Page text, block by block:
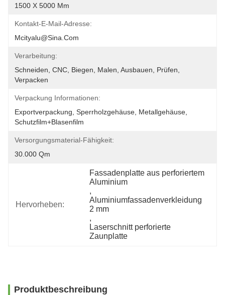
1500 X 5000 Mm
Kontakt-E-Mail-Adresse:
Mcityalu@sina.com
Verarbeitung:
Schneiden, CNC, Biegen, Malen, Ausbauen, Prüfen,
Verpacken
Verpackung Informationen:
Exportverpackung, Sperrholzgehäuse, Metallgehäuse,
Schutzfilm+Blasenfilm
Versorgungsmaterial-Fähigkeit:
30.000 Qm
Hervorheben:
Fassadenplatte aus perforiertem
Aluminium
,
Aluminiumfassadenverkleidung
2 mm
,
Laserschnitt perforierte
Zaunplatte
Produktbeschreibung